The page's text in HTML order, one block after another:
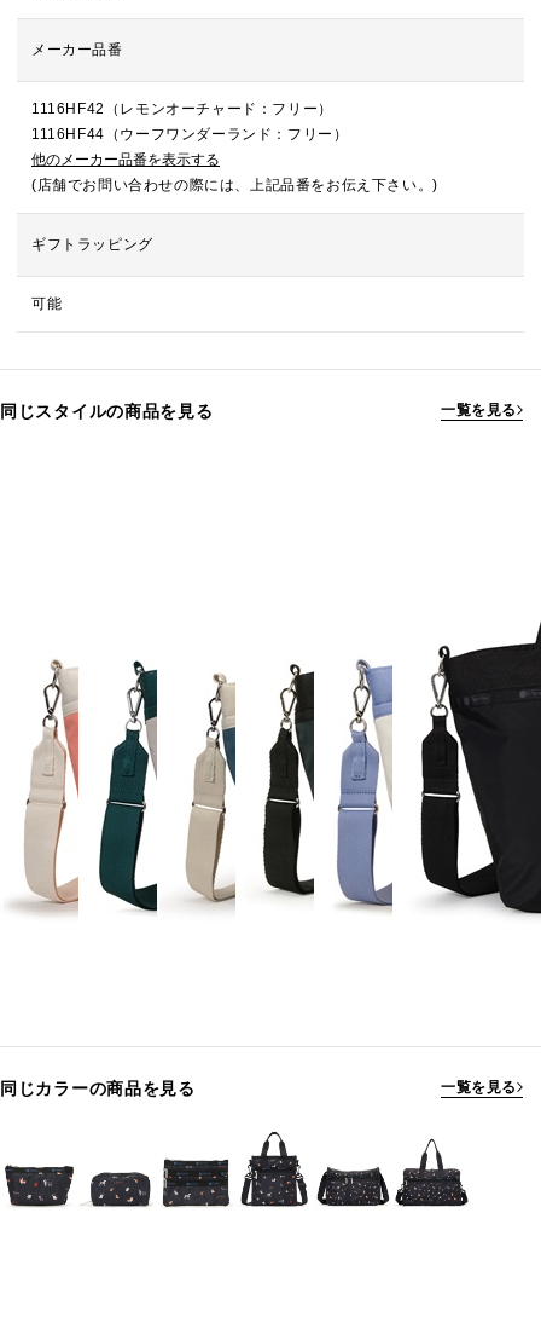
メーカー品番
1116HF42（レモンオーチャード：フリー）
1116HF44（ウーフワンダーランド：フリー）
他のメーカー品番を表示する
(店舗でお問い合わせの際には、上記品番をお伝え下さい。)
ギフトラッピング
可能
同じスタイルの商品を見る 一覧を見る
同じカラーの商品を見る 一覧を見る